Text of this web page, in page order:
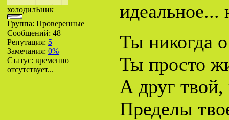
холодилЬник
Группа: Проверенные
Сообщений: 48
Репутация: 5
Замечания: 0%
Статус: временно
отсутствует...
Ты никогда
Ты просто
А друг твой,
Пределы